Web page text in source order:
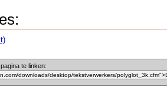
te linken: